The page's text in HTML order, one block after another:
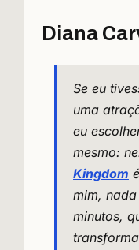
Diana
Se eu
uma
eu
mesmo:
Kingdom
mim,
minutos,